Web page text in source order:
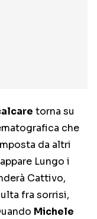
torna su
che
da altri
Lungo i
Cattivo,
fra sorrisi,
Michele